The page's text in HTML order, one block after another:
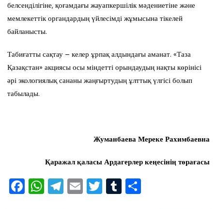
белсенділігіне, қоғамдағы жауапкершілік мәдениетіне және
мемлекеттік органдардың үйлесімді жұмысына тікелей
байланысты.
Табиғатты сақтау – келер ұрпақ алдындағы аманат. «Таза
Қазақстан» акциясы осы міндетті орындаудың нақты көрінісі
әрі экологиялық сананы жаңғыртудың ұлттық үлгісі болып
табылады.
Жуманбаева Мереке Рахимбаевна
Қаражал қаласы Ардагерлер кеңесінің төрағасы
F W T E T T